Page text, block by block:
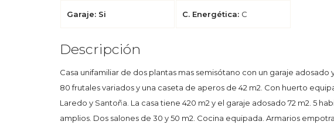
Garaje: Si C. Energética: C
Descripción
Casa unifamiliar de dos plantas mas semisótano con un garaje
80 frutales variados y una caseta de aperos de 42 m2. Con huerto
Laredo y Santoña. La casa tiene 420 m2 y el garaje adosado 72 m2. 5
amplios. Dos salones de 30 y 50 m2. Cocina equipada. Armarios